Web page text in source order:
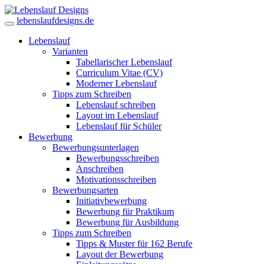
lebenslaufdesigns.de
Lebenslauf
Varianten
Tabellarischer Lebenslauf
Curriculum Vitae (CV)
Moderner Lebenslauf
Tipps zum Schreiben
Lebenslauf schreiben
Layout im Lebenslauf
Lebenslauf für Schüler
Bewerbung
Bewerbungsunterlagen
Bewerbungsschreiben
Anschreiben
Motivationsschreiben
Bewerbungsarten
Initiativbewerbung
Bewerbung für Praktikum
Bewerbung für Ausbildung
Tipps zum Schreiben
Tipps & Muster für 162 Berufe
Layout der Bewerbung